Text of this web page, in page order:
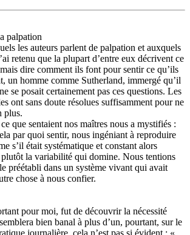
palpation
les auteurs parlent de palpation et auxquels
retenu que la plupart d’entre eux décrivent ce
dire comment ils font pour sentir ce qu’ils
un homme comme Sutherland, immergé qu’il
se posait certainement pas ces questions. Les
ont sans doute résolues suffisamment pour ne
plus.
que sentaient nos maîtres nous a mystifiés :
par quoi sentir, nous ingéniant à reproduire
s’il était systématique et constant alors
plutôt la variabilité qui domine. Nous tentions
préétabli dans un système vivant qui avait
chose à nous confier.
pour moi, fut de découvrir la nécessité
bien banal à plus d’un, pourtant, sur le
journalière, cela n’est pas si évident : «